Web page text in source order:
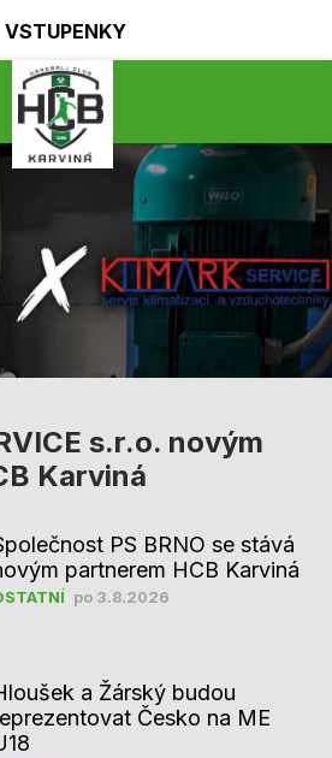
VSTUPENKY
s.r.o. novým
Karviná
PS BRNO se stává
partnerem HCB Karviná
po 3.8.2026
a Žárský budou
Česko na ME